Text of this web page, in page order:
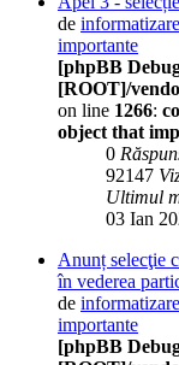
de informatizare
importante
[phpBB
[ROOT]/
on line 1266:
object that
0
92147
Ultimul
03 Ian
Anunț selecţie
în vederea
de informatizare
importante
[phpBB